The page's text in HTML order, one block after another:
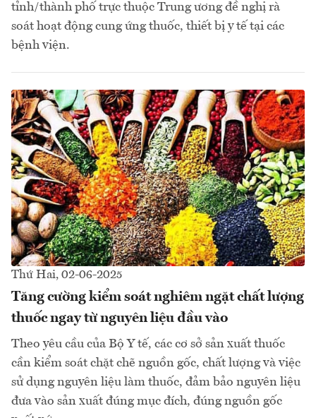
tỉnh/thành phố trực thuộc Trung ương đề nghị rà
soát hoạt động cung ứng thuốc, thiết bị y tế tại các
bệnh viện.
Thứ Hai, 02-06-2025
Tăng cường kiểm soát nghiêm ngặt chất lượng
thuốc ngay từ nguyên liệu đầu vào
Theo yêu cầu của Bộ Y tế, các cơ sở sản xuất thuốc
cần kiểm soát chặt chẽ nguồn gốc, chất lượng và việc
sử dụng nguyên liệu làm thuốc, đảm bảo nguyên liệu
đưa vào sản xuất đúng mục đích, đúng nguồn gốc